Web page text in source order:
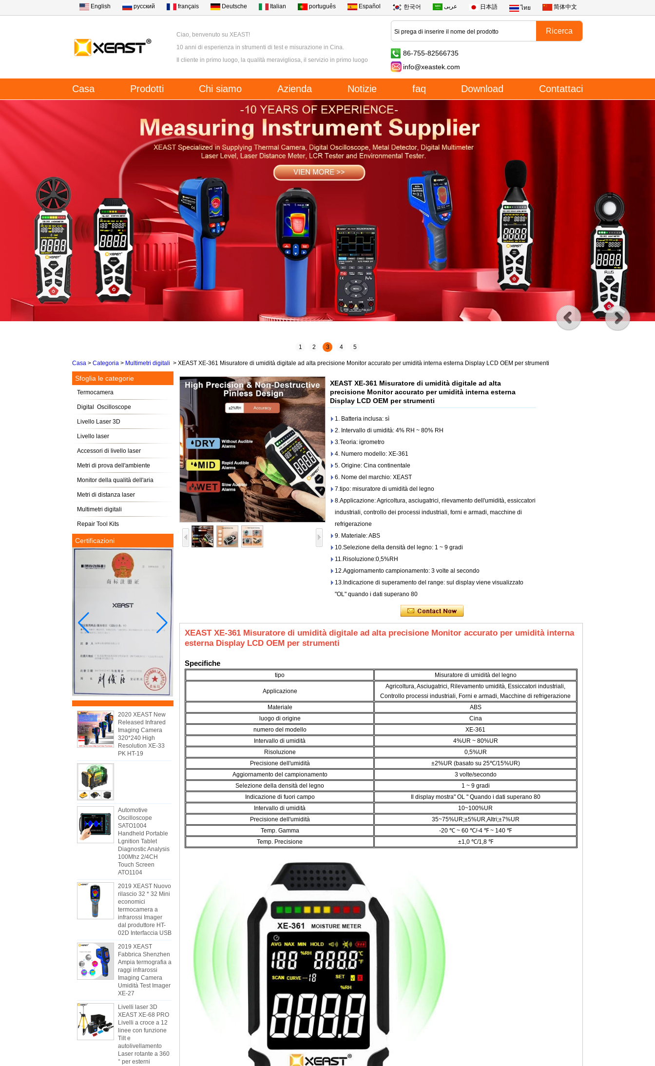
English русский français Deutsche Italian português Español 한국어 عربى 日本語 ไทย 简体中文
Ciao, benvenuto su XEAST!
10 anni di esperienza in strumenti di test e misurazione in Cina.
Il cliente in primo luogo, la qualità meravigliosa, il servizio in primo luogo
86-755-82566735
info@xeastek.com
Casa Prodotti Chi siamo Azienda Notizie faq Download Contattaci
1 2 3 4 5
Casa > Categoria > Multimetri digitali > XEAST XE-361 Misuratore di umidità digitale ad alta precisione Monitor accurato per umidità interna esterna Display LCD OEM per strumenti
Sfoglia le categorie
Termocamera
Digital Oscilloscope
Livello Laser 3D
Livello laser
Accessori di livello laser
Metri di prova dell'ambiente
Monitor della qualità dell'aria
Metri di distanza laser
Multimetri digitali
Repair Tool Kits
Certificazioni
2020 XEAST New
Released Infrared
Imaging Camera
320*240 High
Resolution XE-33
PK HT-19
Automotive
Oscilloscope
SATO1004
Handheld Portable
Lgnition Tablet
Diagnostic Analysis
100Mhz 2/4CH
Touch Screen
ATO1104
2019 XEAST Nuovo
rilascio 32 * 32 Mini
economici
termocamera a
infrarossi Imager
dal produttore HT-
02D Interfaccia USB
2019 XEAST
Fabbrica Shenzhen
Ampia termografia a
raggi infrarossi
Imaging Camera
Umidità Test Imager
XE-27
Livelli laser 3D
XEAST XE-68 PRO
Livelli a croce a 12
linee con funzione
Tilt e
autolivellamento
Laser rotante a 360
° per esterni
XEAST XE-361 Misuratore di umidità digitale ad alta
precisione Monitor accurato per umidità interna esterna
Display LCD OEM per strumenti
1. Batteria inclusa: sì
2. Intervallo di umidità: 4% RH ~ 80% RH
3.Teoria: igrometro
4. Numero modello: XE-361
5. Origine: Cina continentale
6. Nome del marchio: XEAST
7.tipo: misuratore di umidità del legno
8.Applicazione: Agricoltura, asciugatrici, rilevamento dell'umidità, essiccatori
industriali, controllo dei processi industriali, forni e armadi, macchine di
refrigerazione
9. Materiale: ABS
10.Selezione della densità del legno: 1 ~ 9 gradi
11.Risoluzione:0,5%RH
12.Aggiornamento campionamento: 3 volte al secondo
13.Indicazione di superamento del range: sul display viene visualizzato
"OL" quando i dati superano 80
XEAST XE-361 Misuratore di umidità digitale ad alta precisione Monitor accurato per umidità interna
esterna Display LCD OEM per strumenti
Specifiche
tipo Misuratore di umidità del legno
Applicazione
Agricoltura, Asciugatrici, Rilevamento umidità, Essiccatori industriali,
Controllo processi industriali, Forni e armadi, Macchine di refrigerazione
Materiale
ABS
luogo di origine
Cina
numero del modello
XE-361
Intervallo di umidità
4%UR ~ 80%UR
Risoluzione
0,5%UR
Precisione dell'umidità
±2%UR (basato su 25℃/15%UR)
Aggiornamento del campionamento
3 volte/secondo
Selezione della densità del legno
1 ~ 9 gradi
Indicazione di fuori campo
Il display mostra" OL " Quando i dati superano 80
Intervallo di umidità
10~100%UR
Precisione dell'umidità
35~75%UR;±5%UR,Altri;±7%UR
Temp. Gamma
-20 ℃ ~ 60 ℃/-4 ℉ ~ 140 ℉
Temp. Precisione
±1,0 ℃/1,8 ℉